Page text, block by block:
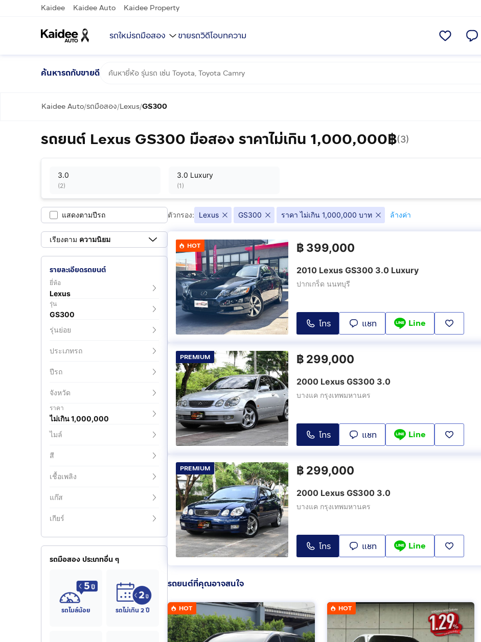
Kaidee Kaidee Auto Kaidee Property
รถใหม่รถมือสอง ขายรถวิดีโอบทความ
ค้นหารถกับขายดี
Kaidee Auto/รถมือสอง/Lexus/GS300
รถยนต์ Lexus GS300 มือสอง ราคาไม่เกิน 1,000,000฿(3)
3.0
(2)
3.0 Luxury
(1 )
แสดงตามปีรถ
เรียงตาม ความนิยม
รายละเอียดรถยนต์
ยี่ห้อ
Lexus
รุ่น
GS300
รุ่นย่อย
ประเภทรถ
ปีรถ
จังหวัด
ราคา
ไม่เกิน 1,000,000
ไมล์
สี
เชื้อเพลิง
แก๊ส
เกียร์
รถมือสอง ประเภทอื่น ๆ
รถไมล์น้อย รถไม่เกิน 2 ปี
ตัวกรอง: Lexus GS300 ราคา ไม่เกิน 1,000,000 บาท ล้างค่า
HOT ฿ 399,000
2010 Lexus GS300 3.0 Luxury
ปากเกร็ด นนทบุรี
โทร แชท Line
PREMIUM ฿ 299,000
2000 Lexus GS300 3.0
บางแค กรุงเทพมหานคร
โทร แชท Line
PREMIUM ฿ 299,000
2000 Lexus GS300 3.0
บางแค กรุงเทพมหานคร
โทร แชท Line
รถยนต์ที่คุณอาจสนใจ
HOT HOT